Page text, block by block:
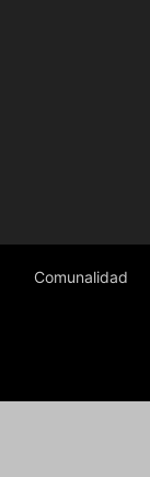
Comunalidad